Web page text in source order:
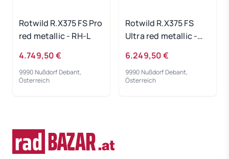
Rotwild R.X375 FS Pro
red metallic - RH-L
4.749,50 €
9990 Nußdorf Debant,
Österreich
Rotwild R.X375 FS
Ultra red metallic -
6.249,50 €
9990 Nußdorf Debant,
Österreich